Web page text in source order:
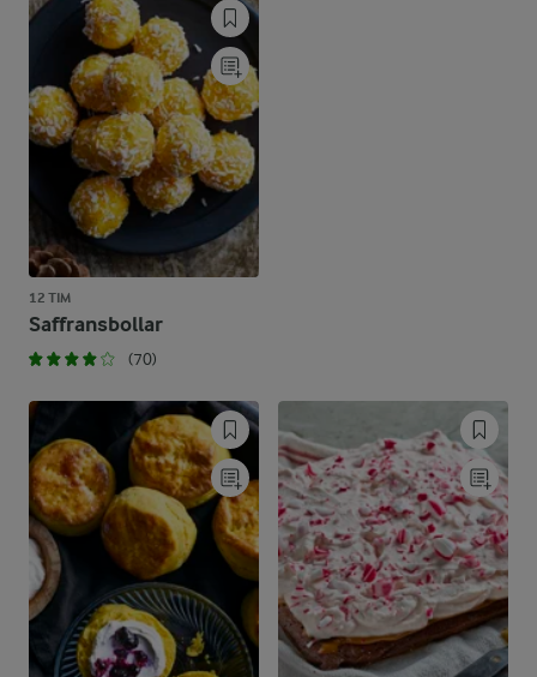
12 TIM
Saffransbollar
(70)